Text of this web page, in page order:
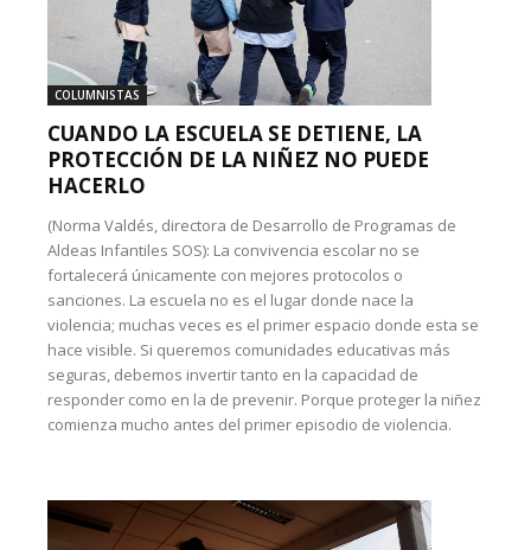
COLUMNISTAS
CUANDO LA ESCUELA SE DETIENE, LA
PROTECCIÓN DE LA NIÑEZ NO PUEDE
HACERLO
(Norma Valdés, directora de Desarrollo de Programas de
Aldeas Infantiles SOS): La convivencia escolar no se
fortalecerá únicamente con mejores protocolos o
sanciones. La escuela no es el lugar donde nace la
violencia; muchas veces es el primer espacio donde esta se
hace visible. Si queremos comunidades educativas más
seguras, debemos invertir tanto en la capacidad de
responder como en la de prevenir. Porque proteger la niñez
comienza mucho antes del primer episodio de violencia.